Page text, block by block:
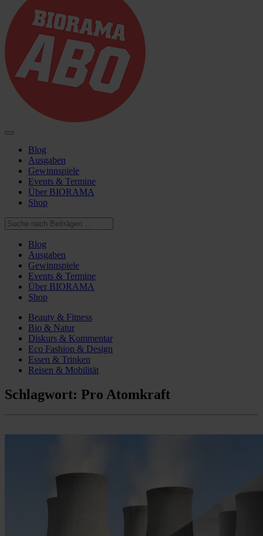
Blog
Ausgaben
Gewinnspiele
Events & Termine
Über BIORAMA
Shop
Blog
Ausgaben
Gewinnspiele
Events & Termine
Über BIORAMA
Shop
Beauty & Fitness
Bio & Natur
Diskurs & Kommentar
Eco Fashion & Design
Essen & Trinken
Reisen & Mobilität
Schlagwort: Pro Atomkraft